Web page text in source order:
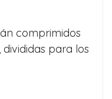
comprimidos
para los